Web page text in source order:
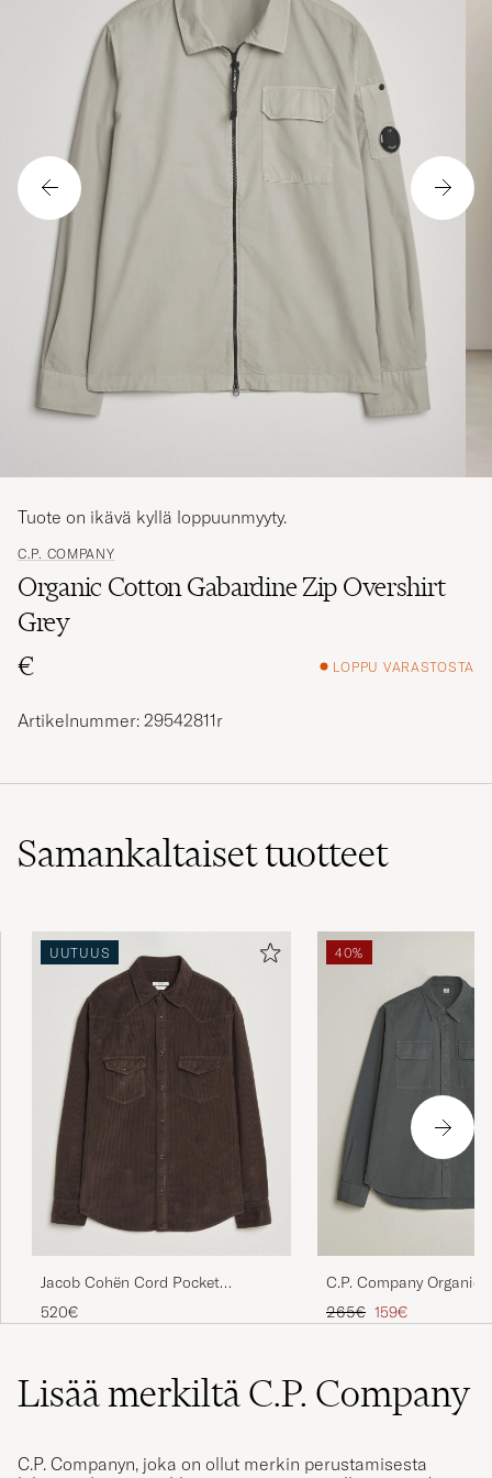
C.P. COMPANY
Organic Cotton Gabardine Zip Overshirt
Grey
€
LOPPU VARASTOSTA
Tuote on ikävä kyllä loppuunmyyty.
Artikelnummer: 29542811r
Samankaltaisettuotteet
UUTUUS
Jacob Cohën Cord Pocket
Overshirt Brown
520€
40%
C.P. Company Organic
Pocket Shirt Dark Grey
Tavallinen hinta
265€ Alennettu hinta
159€
Lisää merkiltä C.P. Company
C.P. Companyn, joka on ollut merkin perustamisesta